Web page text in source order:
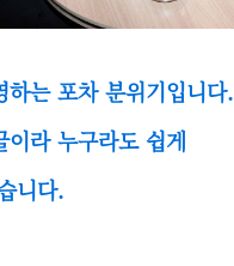
하는 포차 분위기입니다.
이라 누구라도 쉽게
니다.